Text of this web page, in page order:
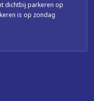
dichtbij parkeren op
is op zondag